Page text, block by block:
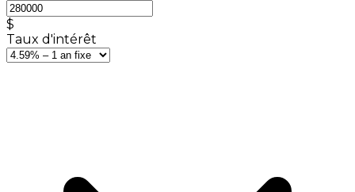
$
Taux d'intérêt